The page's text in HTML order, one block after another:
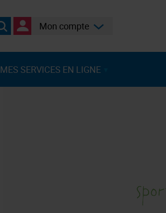
mon compte
MES SERVICES EN LIGNE